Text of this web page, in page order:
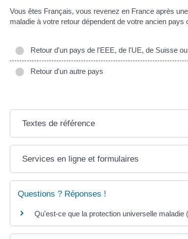
Vous êtes Français, vous revenez en France après
maladie à votre retour dépendent de votre ancien
Retour d'un pays de l'EEE, de l'UE, de Suisse
Retour d'un autre pays
Textes de référence
Services en ligne et formulaires
Questions ? Réponses !
Qu'est-ce que la protection universelle maladie